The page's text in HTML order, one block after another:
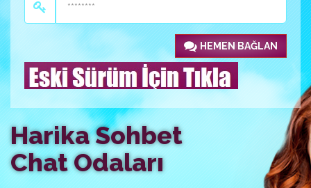
HEMEN BAĞLAN
Harika Sohbet
Chat Odaları